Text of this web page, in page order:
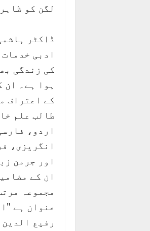
لگن کو
ڈاکٹر
ادبی
کی زندگی
ہوا ہے۔ ان
کے اعتراف
طالب علم
اردو،
انگریزی،
اور جرمن
ان کے
مجموعہ
عنوان ہے
رفیع الدین